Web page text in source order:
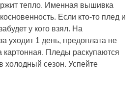
тепло. Именная вышивка
Если кто-то плед и
у кого взял. На
уходит 1 день, предоплата не
картонная. Пледы раскупаются
холодный сезон. Успейте